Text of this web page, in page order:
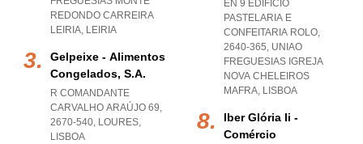
REDONDO CARREIRA
LEIRIA, LEIRIA
Gelpeixe - Alimentos
Congelados, S.a.
R COMANDANTE
CARVALHO ARAÚJO 69,
2670-540, LOURES,
LISBOA
EN 9 EDIFÍCIO
PASTELARIA E
CONFEITARIA ROLO,
2640-365, UNIAO
FREGUESIAS IGREJA
NOVA CHELEIROS
MAFRA, LISBOA
Iber Glória Ii -
Comércio